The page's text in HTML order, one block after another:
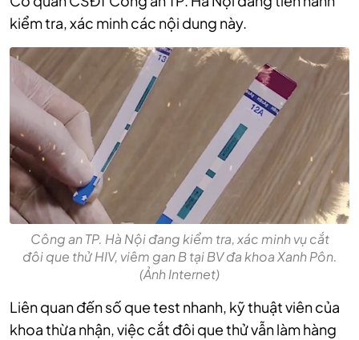
kiểm tra, xác minh các nội dung này.
Công an TP. Hà Nội đang kiểm tra, xác minh vụ cắt
đôi que thử HIV, viêm gan B tại BV đa khoa Xanh Pôn.
(Ảnh Internet)
Liên quan đến số que test nhanh, kỹ thuật viên của
khoa thừa nhận, việc cắt đôi que thử vẫn làm hàng